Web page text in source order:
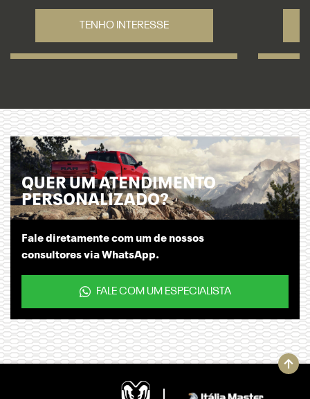
TENHO INTERESSE
QUER UM ATENDIMENTO
PERSONALIZADO?
Fale diretamente com um de nossos
consultores via WhatsApp.
FALE COM UM ESPECIALISTA